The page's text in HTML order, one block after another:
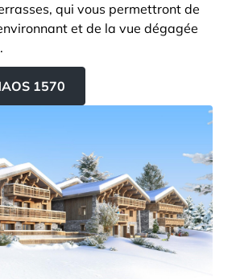
qui vous permettront de
et de la vue dégagée
1570